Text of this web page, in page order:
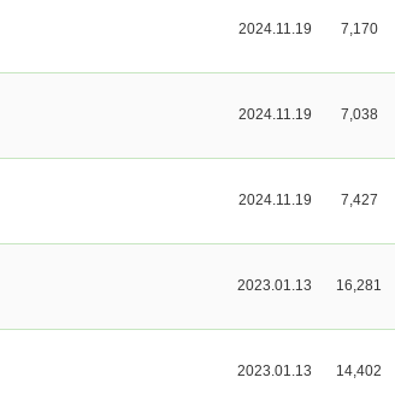
2024.11.19 7,170
2024.11.19 7,038
2024.11.19 7,427
2023.01.13 16,281
2023.01.13 14,402